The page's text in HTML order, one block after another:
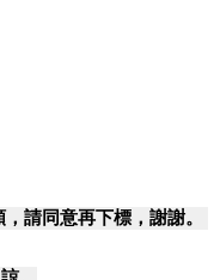
請同意再下標，謝謝。